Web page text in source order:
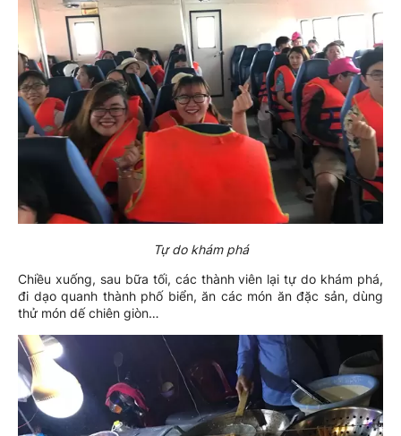
Tự do khám phá
Chiều xuống, sau bữa tối, các thành viên lại tự do khám phá,
đi dạo quanh thành phố biển, ăn các món ăn đặc sản, dùng
thử món dế chiên giòn…